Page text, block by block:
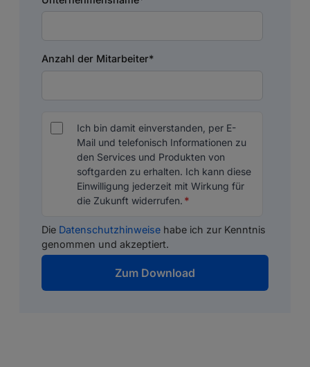
Anzahl der Mitarbeiter*
Ich bin damit einverstanden, per E-
Mail und telefonisch Informationen zu
den Services und Produkten von
softgarden zu erhalten. Ich kann diese
Einwilligung jederzeit mit Wirkung für
die Zukunft widerrufen. *
Die Datenschutzhinweise habe ich zur Kenntnis
genommen und akzeptiert.